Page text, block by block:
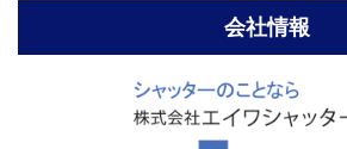
会社情報